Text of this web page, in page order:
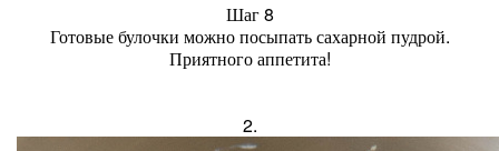
Шаг 8
Готовые булочки можно посыпать сахарной пудрой.
Приятного аппетита!
2.